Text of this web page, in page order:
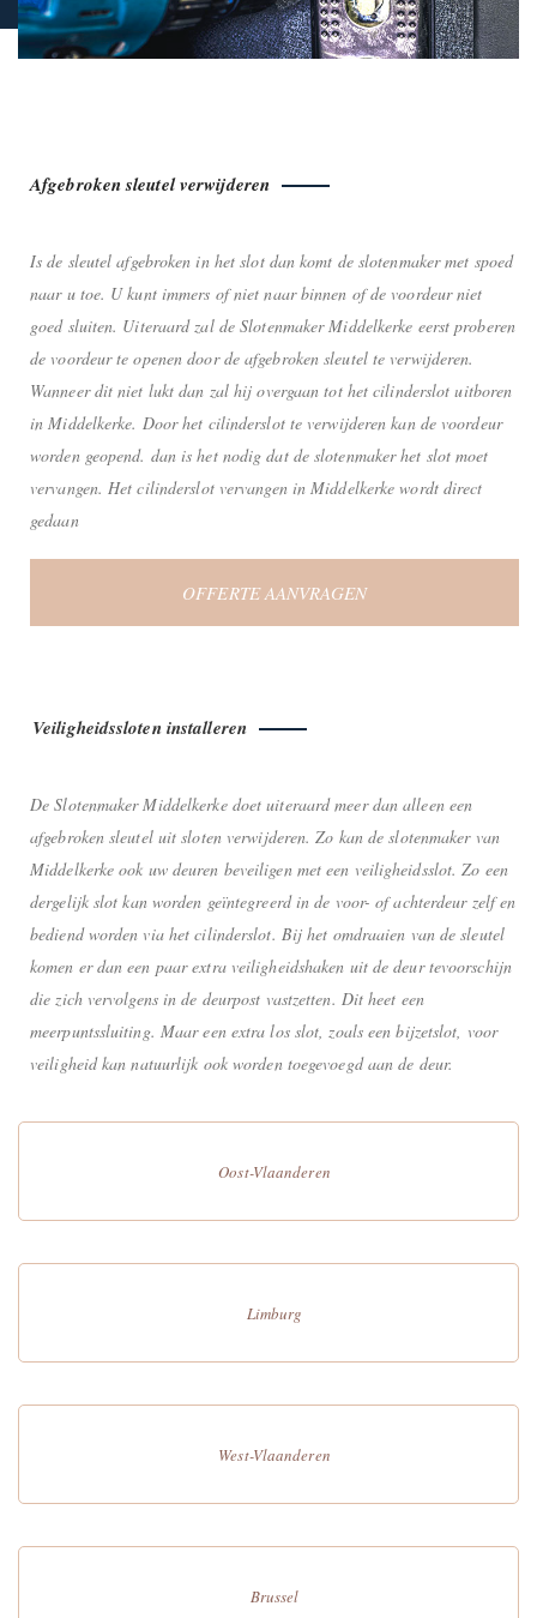
Afgebroken sleutel verwijderen
Is de sleutel afgebroken in het slot dan komt de slotenmaker met spoed
naar u toe. U kunt immers of niet naar binnen of de voordeur niet
goed sluiten. Uiteraard zal de Slotenmaker Middelkerke eerst proberen
de voordeur te openen door de afgebroken sleutel te verwijderen.
Wanneer dit niet lukt dan zal hij overgaan tot het cilinderslot uitboren
in Middelkerke. Door het cilinderslot te verwijderen kan de voordeur
worden geopend. dan is het nodig dat de slotenmaker het slot moet
vervangen. Het cilinderslot vervangen in Middelkerke wordt direct
gedaan
OFFERTE AANVRAGEN
Veiligheidssloten installeren
De Slotenmaker Middelkerke doet uiteraard meer dan alleen een
afgebroken sleutel uit sloten verwijderen. Zo kan de slotenmaker van
Middelkerke ook uw deuren beveiligen met een veiligheidsslot. Zo een
dergelijk slot kan worden geïntegreerd in de voor- of achterdeur zelf en
bediend worden via het cilinderslot. Bij het omdraaien van de sleutel
komen er dan een paar extra veiligheidshaken uit de deur tevoorschijn
die zich vervolgens in de deurpost vastzetten. Dit heet een
meerpuntssluiting. Maar een extra los slot, zoals een bijzetslot, voor
veiligheid kan natuurlijk ook worden toegevoegd aan de deur.
Oost-Vlaanderen
Limburg
West-Vlaanderen
Brussel